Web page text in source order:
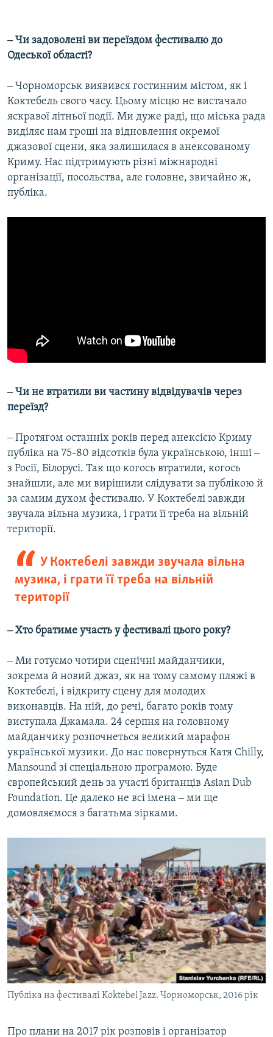
‒ Чи задоволені ви переїздом фестивалю до
Одеської області?
‒ Чорноморськ виявився гостинним містом, як і
Коктебель свого часу. Цьому місцю не вистачало
яскравої літньої події. Ми дуже раді, що міська рада
виділяє нам гроші на відновлення окремої
джазової сцени, яка залишилася в анексованому
Криму. Нас підтримують різні міжнародні
організації, посольства, але головне, звичайно ж,
публіка.
‒ Чи не втратили ви частину відвідувачів через
переїзд?
‒ Протягом останніх років перед анексією Криму
публіка на 75-80 відсотків була українською, інші ‒
з Росії, Білорусі. Так що когось втратили, когось
знайшли, але ми вирішили слідувати за публікою й
за самим духом фестивалю. У Коктебелі завжди
звучала вільна музика, і грати її треба на вільній
території.
У Коктебелі завжди звучала вільна
музика, і грати її треба на вільній
території
‒ Хто братиме участь у фестивалі цього року?
‒ Ми готуємо чотири сценічні майданчики,
зокрема й новий джаз, як на тому самому пляжі в
Коктебелі, і відкриту сцену для молодих
виконавців. На ній, до речі, багато років тому
виступала Джамала. 24 серпня на головному
майданчику розпочнеться великий марафон
української музики. До нас повернуться Катя Chilly,
Mansound зі спеціальною програмою. Буде
європейський день за участі британців Asian Dub
Foundation. Це далеко не всі імена ‒ ми ще
домовляємося з багатьма зірками.
Публіка на фестивалі Koktebel Jazz. Чорноморськ, 2016 рік
Про плани на 2017 рік розповів і організатор